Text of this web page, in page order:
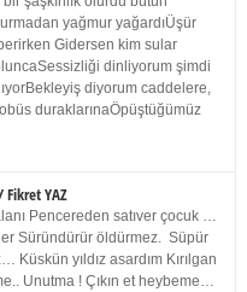
yağmur yağardıÜşür
Gidersen kim sular
dinliyorum şimdi
diyorum caddelere,
duraklarınaÖpüştüğümüz
Fikret YAZ
Pencereden satıver çocuk …
Süründürür öldürmez. Süpür
yıldız asardım Kırılgan
Unutma ! Çıkın et heybeme…